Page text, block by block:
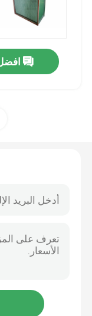
غرفة نظيفة
مرشحات لتنقية
تدفق الصفحي